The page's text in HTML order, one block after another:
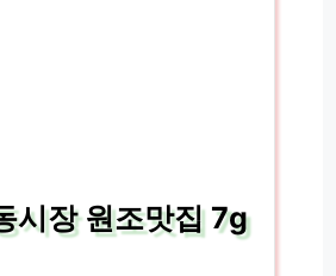
시장 원조맛집 7g